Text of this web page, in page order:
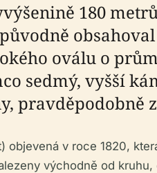
180
oválu o
sedmý, vyšší
v roce 1820,
východně od